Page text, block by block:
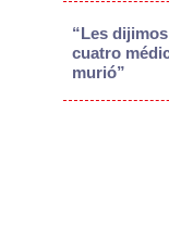
“Les
cuatro
murió”